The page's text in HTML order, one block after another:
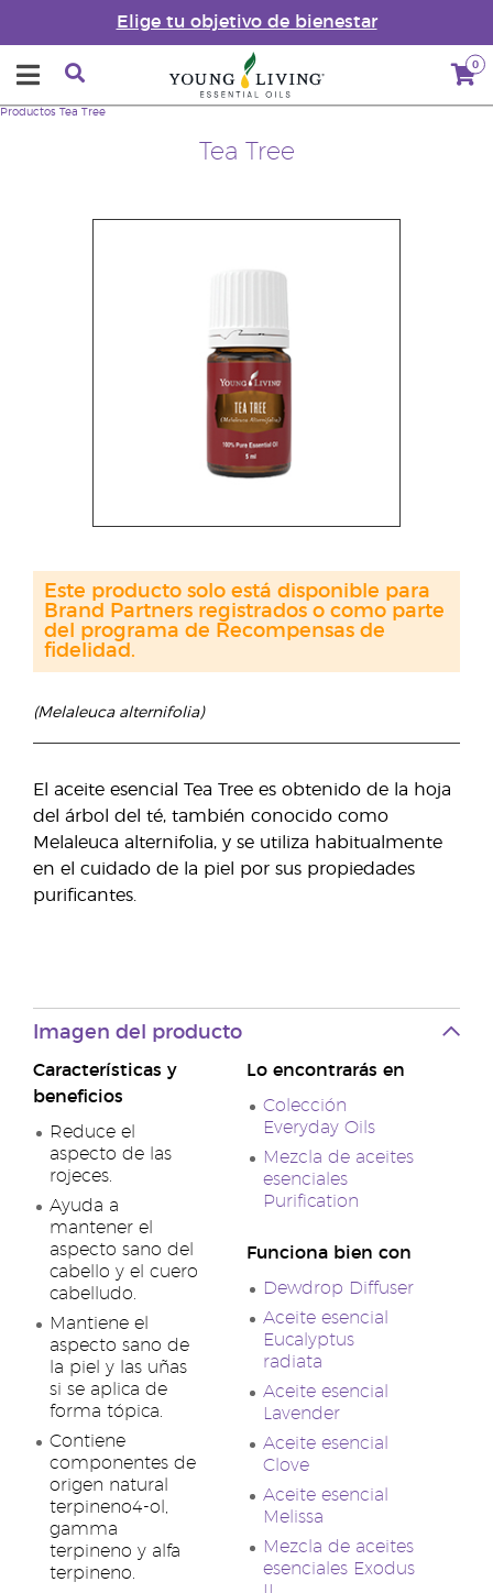
Elige tu objetivo de bienestar
0
Tea Tree
Productos Tea Tree
(Melaleuca alternifolia)
El aceite esencial Tea Tree es obtenido de la hoja
del árbol del té, también conocido como
Melaleuca alternifolia, y se utiliza habitualmente
en el cuidado de la piel por sus propiedades
purificantes.
Este producto solo está disponible para
Brand Partners registrados o como parte
del programa de Recompensas de
fidelidad.
Imagen del producto
Características y
beneficios
Reduce el
aspecto de las
rojeces.
Ayuda a
mantener el
aspecto sano del
cabello y el cuero
cabelludo.
Mantiene el
aspecto sano de
la piel y las uñas
si se aplica de
forma tópica.
Contiene
componentes de
origen natural
terpineno4-ol,
gamma
terpineno y alfa
terpineno.
Lo encontrarás en
Colección
Everyday Oils
Mezcla de aceites
esenciales
Purification
Funciona bien con
Dewdrop Diffuser
Aceite esencial
Eucalyptus
radiata
Aceite esencial
Lavender
Aceite esencial
Clove
Aceite esencial
Melissa
Mezcla de aceites
esenciales Exodus